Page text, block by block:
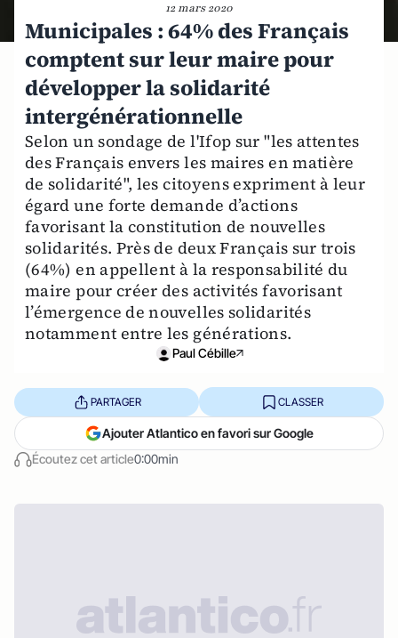
12 mars 2020
Municipales : 64% des Français
comptent sur leur maire pour
développer la solidarité
intergénérationnelle
Selon un sondage de l'Ifop sur "les attentes
des Français envers les maires en matière
de solidarité", les citoyens expriment à leur
égard une forte demande d’actions
favorisant la constitution de nouvelles
solidarités. Près de deux Français sur trois
(64%) en appellent à la responsabilité du
maire pour créer des activités favorisant
l’émergence de nouvelles solidarités
notamment entre les générations.
Paul Cébille
Écoutez cet article0:00min
PARTAGER CLASSER
Ajouter Atlantico en favori sur Google